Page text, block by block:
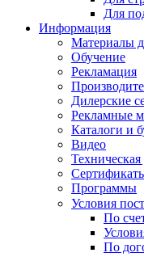
Для
Информация
Материалы
Обучение
Рекламация
Дилерские
Рекламные
Каталоги и
Видео
Программы
Условия
По
По